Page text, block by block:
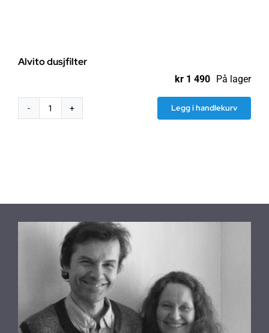
Alvito dusjfilter
kr 1 490 På lager
Alvito
Legg i handlekurv